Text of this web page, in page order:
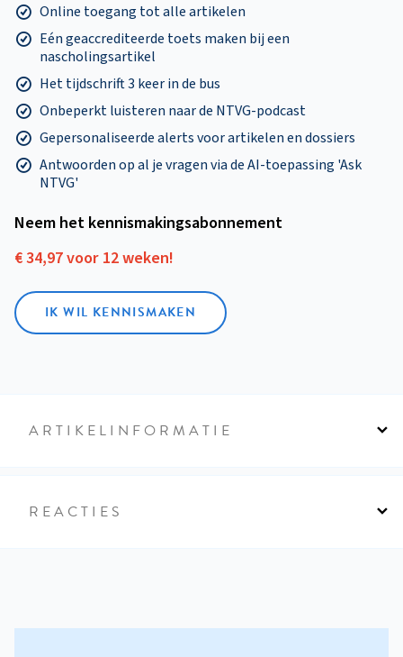
Online toegang tot alle artikelen
Eén geaccrediteerde toets maken bij een
nascholingsartikel
Het tijdschrift 3 keer in de bus
Onbeperkt luisteren naar de NTVG-podcast
Gepersonaliseerde alerts voor artikelen en dossiers
Antwoorden op al je vragen via de AI-toepassing 'Ask
NTVG'
Neem het kennismakings­abonnement
€ 34,97 voor 12 weken!
IK WIL KENNISMAKEN
ARTIKELINFORMATIE
REACTIES